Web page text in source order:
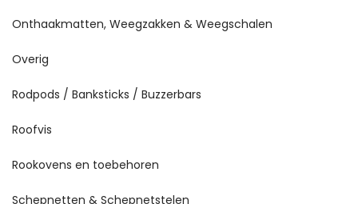
Onthaakmatten, Weegzakken & Weegschalen
Overig
Rodpods / Banksticks / Buzzerbars
Roofvis
Rookovens en toebehoren
Schepnetten & Schepnetstelen